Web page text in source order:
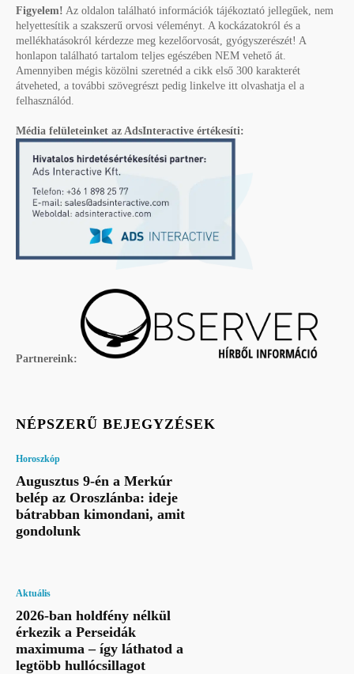
Figyelem! Az oldalon található információk tájékoztató jellegűek, nem
helyettesítik a szakszerű orvosi véleményt. A kockázatokról és a
mellékhatásokról kérdezze meg kezelőorvosát, gyógyszerészét! A
honlapon található tartalom teljes egészében NEM vehető át.
Amennyiben mégis közölni szeretnéd a cikk első 300 karakterét
átveheted, a további szövegrészt pedig linkelve itt olvashatja el a
felhasználód.
Média felületeinket az AdsInteractive értékesíti:
Partnereink:
NÉPSZERŰ BEJEGYZÉSEK
Horoszkóp
Augusztus 9-én a Merkúr
belép az Oroszlánba: ideje
bátrabban kimondani, amit
gondolunk
Aktuális
2026-ban holdfény nélkül
érkezik a Perseidák
maximuma – így láthatod a
legtöbb hullócsillagot